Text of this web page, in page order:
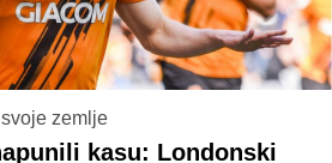
zemlje
kasu: Londonski